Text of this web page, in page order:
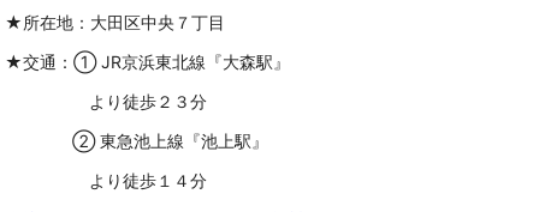
★所在地：大田区中央７丁目
★交通：① JR京浜東北線『大森駅』
より徒歩２３分
② 東急池上線『池上駅』
より徒歩１４分